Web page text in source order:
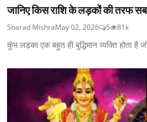
जानिए किस राशि के लड़कों की तरफ
Sharad MishraMay 02, 2026 5 81k
कुंभ लड़का एक बहुत ही बुद्धिमान व्यक्ति होता है